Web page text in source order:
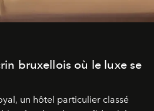
bruxellois où le luxe se
un hôtel particulier classé